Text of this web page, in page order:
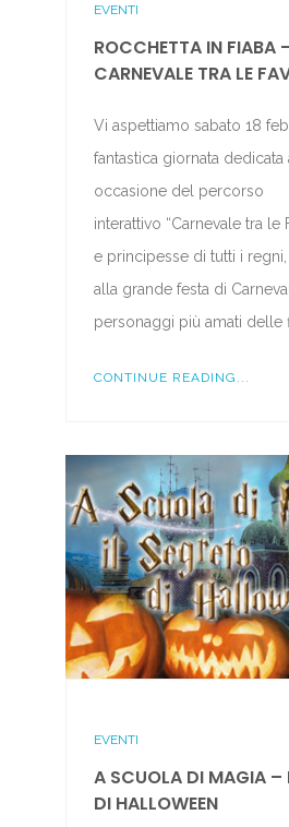
EVENTI
ROCCHETTA IN FIABA
CARNEVALE TRA LE
Vi aspettiamo sabato 18
fantastica giornata dedicata
occasione del percorso
interattivo “Carnevale tra le
e principesse di tutti i regni,
alla grande festa di
personaggi più amati delle
CONTINUE READING...
EVENTI
A SCUOLA DI MAGIA –
DI HALLOWEEN